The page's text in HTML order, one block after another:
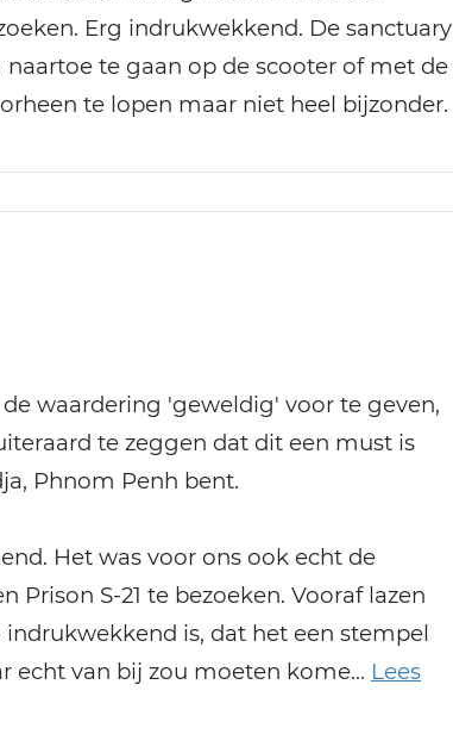
Erg indrukwekkend. De sanctuary
te gaan op de scooter of met de
te lopen maar niet heel bijzonder.
waardering 'geweldig' voor te geven,
te zeggen dat dit een must is
Phnom Penh bent.
Het was voor ons ook echt de
Prison S-21 te bezoeken. Vooraf lazen
is, dat het een stempel
echt van bij zou moeten kome